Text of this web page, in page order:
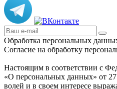
Обработка персональных
Согласие на обработку
Настоящим в соответствии с
«О персональных данных» от
волей и в своем интересе